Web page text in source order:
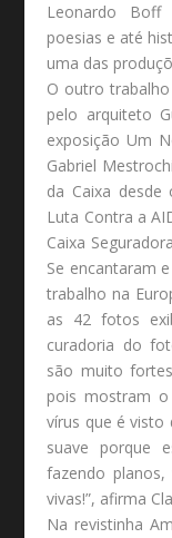
Leonardo
poesias e até
uma das
O outro
pelo arquiteto
exposição Um
Gabriel
da Caixa
Luta Contra a
Caixa
Se encantaram
trabalho na
as 42 fotos
curadoria do
são muito
pois mostram
vírus que é
suave porque
fazendo planos,
vivas!”, afirma
Na revistinha